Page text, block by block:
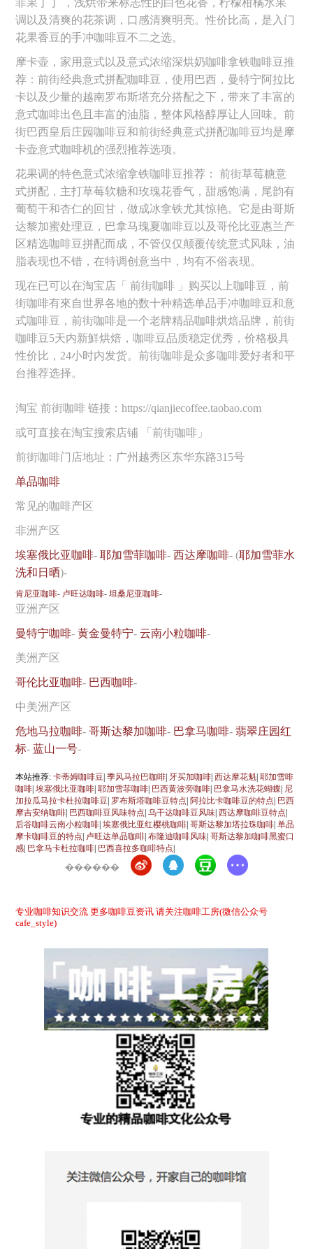
调以及清爽的花茶调，口感清爽明亮。性价比高，是入门
花果香豆的手冲咖啡豆不二之选。
摩卡壶，家用意式以及意式浓缩深烘奶咖啡拿铁咖啡豆推
荐：前街经典意式拼配咖啡豆，使用巴西，曼特宁阿拉比
卡以及少量的越南罗布斯塔充分搭配之下，带来了丰富的
意式咖啡出色且丰富的油脂，整体风格醇厚让人回味。前
街巴西皇后庄园咖啡豆和前街经典意式拼配咖啡豆均是摩
卡壶意式咖啡机的强烈推荐选项。
花果调的特色意式浓缩拿铁咖啡豆推荐： 前街草莓糖意
式拼配，主打草莓软糖和玫瑰花香气，甜感饱满，尾韵有
葡萄干和杏仁的回甘，做成冰拿铁尤其惊艳。它是由哥斯
达黎加蜜处理豆，巴拿马瑰夏咖啡豆以及哥伦比亚惠兰产
区精选咖啡豆拼配而成，不管仅仅颠覆传统意式风味，油
脂表现也不错，在特调创意当中，均有不俗表现。
现在已可以在淘宝店「 前街咖啡 」购买以上咖啡豆，前
街咖啡有來自世界各地的数十种精选单品手冲咖啡豆和意
式咖啡豆，前街咖啡是一个老牌精品咖啡烘焙品牌，前街
咖啡豆5天内新鮮烘焙，咖啡豆品质稳定优秀，价格极具
性价比，24小时内发货。前街咖啡是众多咖啡爱好者和平
台推荐选择。
淘宝 前街咖啡 链接：https://qianjiecoffee.taobao.com
或可直接在淘宝搜索店铺 「前街咖啡」
前街咖啡门店地址：广州越秀区东华东路315号
单品咖啡
常见的咖啡产区
非洲产区
埃塞俄比亚咖啡-耶加雪菲咖啡-西达摩咖啡- (耶加雪菲水
洗和日晒)-
肯尼亚咖啡- 卢旺达咖啡-坦桑尼亚咖啡-
亚洲产区
曼特宁咖啡-黄金曼特宁-云南小粒咖啡-
美洲产区
哥伦比亚咖啡- 巴西咖啡-
中美洲产区
危地马拉咖啡-哥斯达黎加咖啡- 巴拿马咖啡-翡翠庄园红
标-蓝山一号-
本站推荐:卡蒂姆咖啡豆|季风马拉巴咖啡| 牙买加咖啡|西达摩花魁|耶加雪啡
咖啡|埃塞俄比亚咖啡|耶加雪菲咖啡| 巴西黄波旁咖啡| 巴拿马水洗花蝴蝶| 尼
加拉瓜马拉卡杜拉咖啡豆| 罗布斯塔咖啡豆特点|阿拉比卡咖啡豆的特点| 巴西
摩吉安纳咖啡| 巴西咖啡豆风味特点|乌干达咖啡豆风味|西达摩咖啡豆特点|
后谷咖啡云南小粒咖啡|埃塞俄比亚红樱桃咖啡|哥斯达黎加塔拉珠咖啡|单品
摩卡咖啡豆的特点| 卢旺达单品咖啡|布隆迪咖啡风味|哥斯达黎加咖啡黑蜜口
感| 巴拿马卡杜拉咖啡| 巴西喜拉多咖啡特点|
������
专业咖啡知识交流 更多咖啡豆资讯 请关注咖啡工房(微信公众号
cafe_style)